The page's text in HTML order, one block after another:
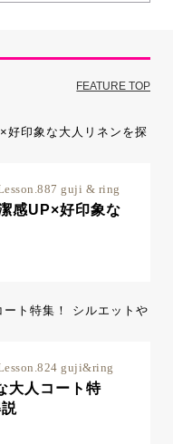
FEATURE TOP
guji & ring
感UP×好印象な
guji&ring
大人コート特